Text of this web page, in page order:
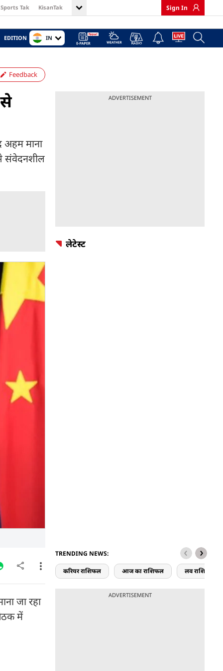
Sports Tak KisanTak Sign In
EDITION IN
Feedback
अहम माना
संवेदनशील
जा रहा
में
ADVERTISEMENT
लेटेस्ट
TRENDING NEWS:
करियर राशिफल आज का राशिफल लव राशिफल
ADVERTISEMENT